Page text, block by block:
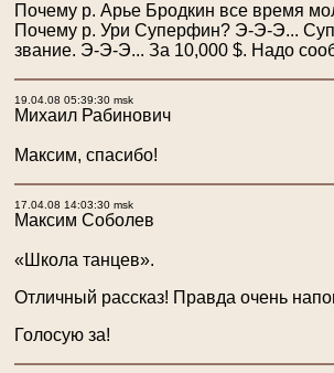
Почему р. Арье Бродкин все время
Почему р. Ури Суперфин? Э-Э-Э...
звание. Э-Э-Э... За 10,000 $. Надо
19.04.08 05:39:30 msk
Михаил Рабинович
Максим, спасибо!
17.04.08 14:03:30 msk
Максим Соболев
«Школа танцев».
Отличный рассказ! Правда очень
Голосую за!